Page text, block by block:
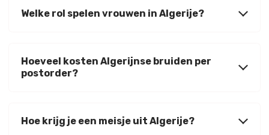
Welke rol spelen vrouwen in Algerije?
Hoeveel kosten Algerijnse bruiden per
postorder?
Hoe krijg je een meisje uit Algerije?